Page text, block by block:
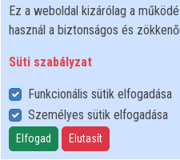
Organised by: International
(IIASA), European Academies
Ethical issues are at the centre
Sustainable Development Goals.
on future generations by today’s
decisions that lead to changes in
decades and centuries; how
Ez a weboldal kizárólag a
használ a biztonságos és
Süti szabályzat
Funkcionális sütik elfogadása
Személyes sütik elfogadása
Elfogad Elutasít